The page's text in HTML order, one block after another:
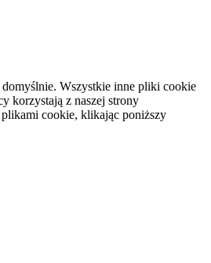
Wszystkie inne pliki cookie
korzystają z naszej strony
cookie, klikając poniższy